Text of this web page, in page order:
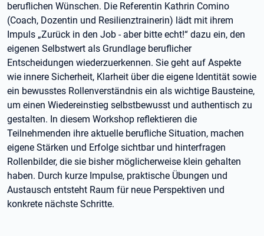
beruflichen Wünschen. Die Referentin Kathrin Comino
(Coach, Dozentin und Resilienztrainerin) lädt mit ihrem
Impuls „Zurück in den Job - aber bitte echt!“ dazu ein, den
eigenen Selbstwert als Grundlage beruflicher
Entscheidungen wiederzuerkennen. Sie geht auf Aspekte
wie innere Sicherheit, Klarheit über die eigene Identität sowie
ein bewusstes Rollenverständnis ein als wichtige Bausteine,
um einen Wiedereinstieg selbstbewusst und authentisch zu
gestalten. In diesem Workshop reflektieren die
Teilnehmenden ihre aktuelle berufliche Situation, machen
eigene Stärken und Erfolge sichtbar und hinterfragen
Rollenbilder, die sie bisher möglicherweise klein gehalten
haben. Durch kurze Impulse, praktische Übungen und
Austausch entsteht Raum für neue Perspektiven und
konkrete nächste Schritte.